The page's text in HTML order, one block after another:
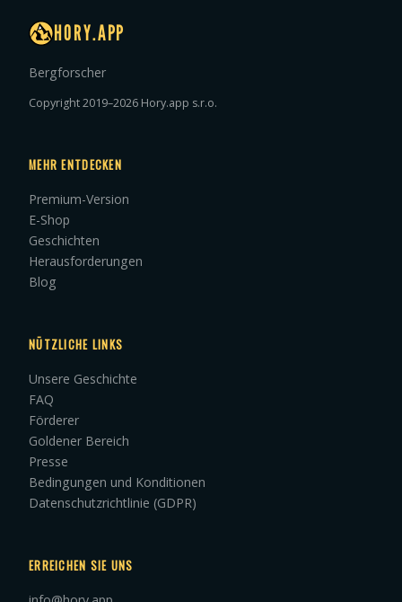
HORY.APP
Bergforscher
Copyright 2019–2026 Hory.app s.r.o.
MEHR ENTDECKEN
Premium-Version
E-Shop
Geschichten
Herausforderungen
Blog
NÜTZLICHE LINKS
Unsere Geschichte
FAQ
Förderer
Goldener Bereich
Presse
Bedingungen und Konditionen
Datenschutzrichtlinie (GDPR)
ERREICHEN SIE UNS